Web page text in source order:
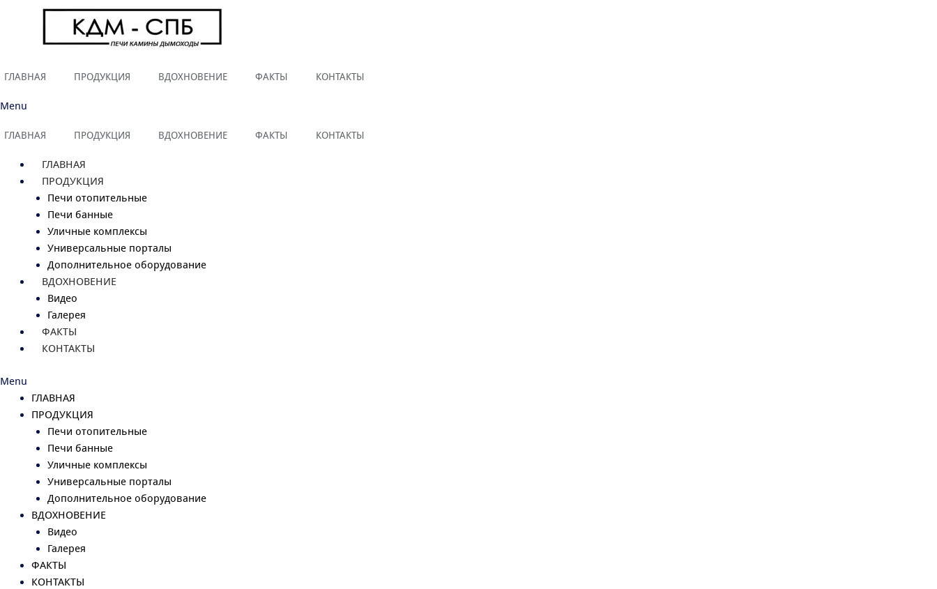
ГЛАВНАЯ ПРОДУКЦИЯ ВДОХНОВЕНИЕ ФАКТЫ КОНТАКТЫ
Menu
ГЛАВНАЯ ПРОДУКЦИЯ ВДОХНОВЕНИЕ ФАКТЫ КОНТАКТЫ
ГЛАВНАЯ
ПРОДУКЦИЯ
Печи отопительные
Печи банные
Уличные комплексы
Универсальные порталы
Дополнительное оборудование
ВДОХНОВЕНИЕ
Видео
Галерея
ФАКТЫ
КОНТАКТЫ
Menu
ГЛАВНАЯ
ПРОДУКЦИЯ
Печи отопительные
Печи банные
Уличные комплексы
Универсальные порталы
Дополнительное оборудование
ВДОХНОВЕНИЕ
Видео
Галерея
ФАКТЫ
КОНТАКТЫ